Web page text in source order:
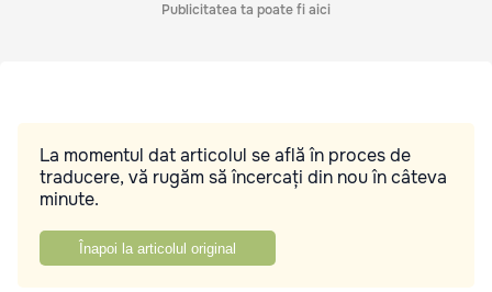
Publicitatea ta poate fi aici
La momentul dat articolul se află în proces de
traducere, vă rugăm să încercați din nou în câteva
minute.
Înapoi la articolul original